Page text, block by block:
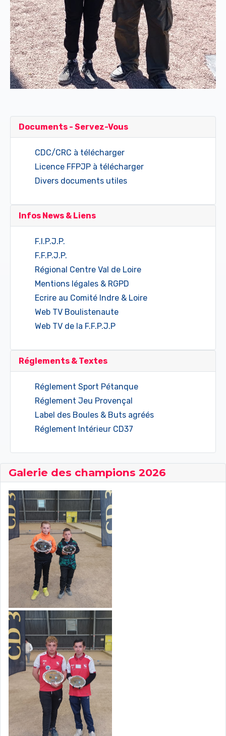
Galerie des champions 2026
Documents - Servez-Vous
CDC/CRC à télécharger
Licence FFPJP à télécharger
Divers documents utiles
Infos News & Liens
F.I.P.J.P.
F.F.P.J.P.
Régional Centre Val de Loire
Mentions légales & RGPD
Ecrire au Comité Indre & Loire
Web TV Boulistenaute
Web TV de la F.F.P.J.P
Réglements & Textes
Réglement Sport Pétanque
Réglement Jeu Provençal
Label des Boules & Buts agréés
Réglement Intérieur CD37